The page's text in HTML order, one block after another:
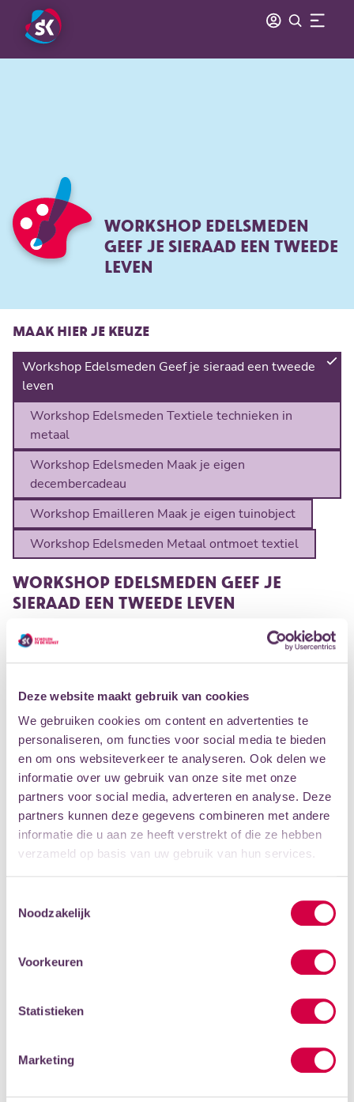
Deze website maakt gebruik van cookies
We gebruiken cookies om content en advertenties te
personaliseren, om functies voor social media te bieden
en om ons websiteverkeer te analyseren. Ook delen we
informatie over uw gebruik van onze site met onze
partners voor social media, adverteren en analyse. Deze
partners kunnen deze gegevens combineren met andere
informatie die u aan ze heeft verstrekt of die ze hebben
verzameld op basis van uw gebruik van hun services.
Noodzakelijk
Voorkeuren
Statistieken
Marketing
WORKSHOP EDELSMEDEN
GEEF JE SIERAAD EEN TWEEDE
LEVEN
MAAK HIER JE KEUZE
Workshop Edelsmeden Geef je sieraad een tweede
leven
Workshop Edelsmeden Textiele technieken in
metaal
Workshop Edelsmeden Maak je eigen
decembercadeau
Workshop Emailleren Maak je eigen tuinobject
Workshop Edelsmeden Metaal ontmoet textiel
WORKSHOP EDELSMEDEN GEEF JE
SIERAAD EEN TWEEDE LEVEN
Heb je sieraden die je niet meer draagt? Ze zijn kapot. Ze
zijn gedateerd. Ze zijn te klein of juist te groot. Je vindt ze
weggeven of weggooien want je hebt er een herinnering
Door sieraden samen te voegen of nieuwe elementen toe
te voegen kan je sieraad een totaal ander uitstraling
krijgen. Je kan bijvoorbeeld je ketting uit elkaar halen en
van al die losse onderdelen een nieuw sieraad maken.
Door delen in een andere vorm te buigen en ander
materiaal erbij gebruiken, bijvoorbeeld kralen, oude
knopen, lint of stukjes glas, kan je een nieuw juweel
Je kan een kapot sieraad ook repareren zodat het weer
Deze workshop is op zaterdag 24 januari 2026, van